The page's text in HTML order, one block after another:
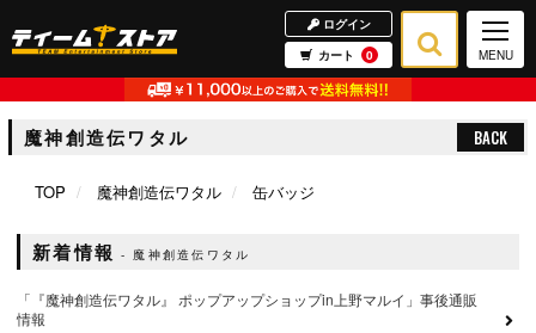
ログイン
カート
0 MENU
魔神創造伝ワタル BACK
TOP 魔神創造伝ワタル 缶バッジ
新着情報 魔神創造伝ワタル
「『魔神創造伝ワタル』 ポップアップショップin上野マルイ」事後通販
情報